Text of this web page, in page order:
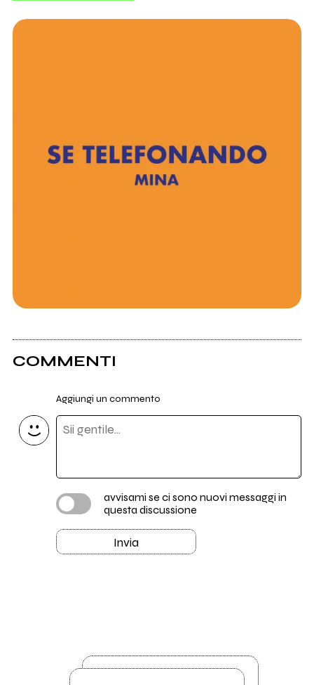
COMMENTI
Aggiungi un commento
avvisami se ci sono nuovi messaggi in
questa discussione
Invia